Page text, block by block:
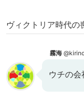
ヴィクトリア時代の
霧海
ウチの会